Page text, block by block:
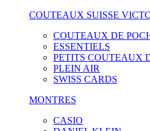
COUTEAUX SUISSE
COUTEAUX DE
ESSENTIELS
PETITS COUTEAUX
PLEIN AIR
SWISS CARDS
MONTRES
CASIO